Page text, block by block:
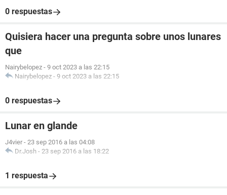
0 respuestas
Quisiera hacer una pregunta sobre unos lunares
que
Nairybelopez - 9 oct 2023 a las 22:15
Nairybelopez - 9 oct 2023 a las 22:15
0 respuestas
Lunar en glande
J4vier - 23 sep 2016 a las 04:08
Dr.Josh - 23 sep 2016 a las 18:22
1 respuesta